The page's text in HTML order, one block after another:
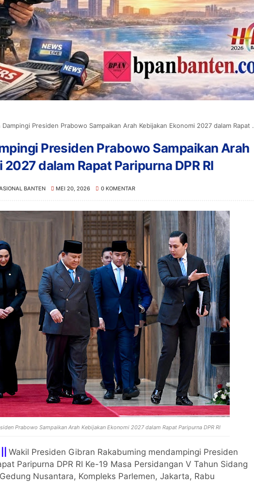
Presiden Prabowo Sampaikan Arah Kebijakan Ekonomi 2027 dalam Rapat Paripurna DPR RI
Presiden Prabowo Sampaikan Arah
dalam Rapat Paripurna DPR RI
BANTEN MEI 20, 2026 0 KOMENTAR
Prabowo Sampaikan Arah Kebijakan Ekonomi 2027 dalam Rapat Paripurna DPR RI
Wakil Presiden Gibran Rakabuming mendampingi Presiden
Paripurna DPR RI Ke-19 Masa Persidangan V Tahun Sidang
Nusantara, Kompleks Parlemen, Jakarta, Rabu